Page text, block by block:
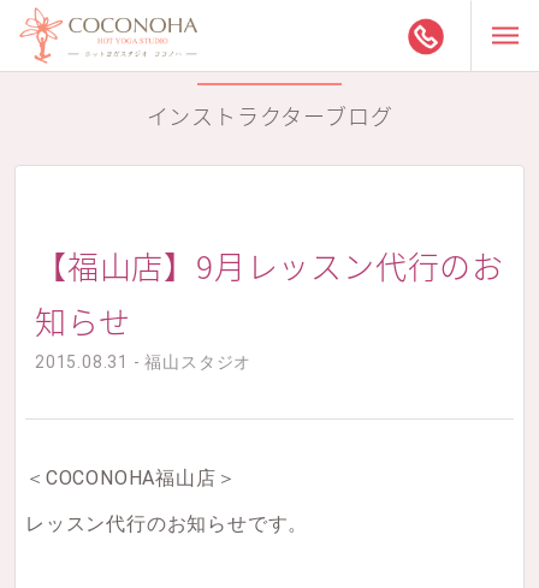
インストラクターブログ
【福山店】9月レッスン代行のお
知らせ
2015.08.31 - 福山スタジオ
＜COCONOHA福山店＞
レッスン代行のお知らせです。